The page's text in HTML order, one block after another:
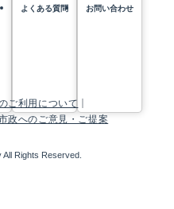
よくある質問 お問い合わせ
ご利用について
政へのご意見・ご提案
Rights Reserved.